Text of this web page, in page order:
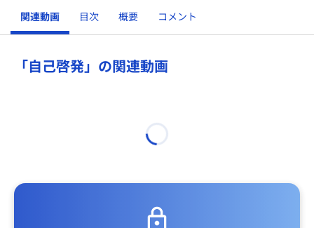
関連動画 目次 概要 コメント
「自己啓発」の関連動画